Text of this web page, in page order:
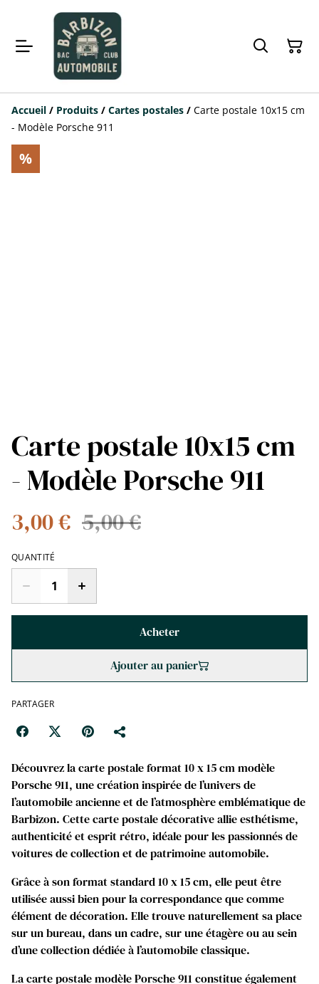
Accueil / Produits / Cartes postales / Carte postale 10x15 cm
- Modèle Porsche 911
%
Carte postale 10x15 cm
- Modèle Porsche 911
3,00 € 5,00 €
QUANTITÉ
Acheter
Ajouter au panier
PARTAGER
Découvrez la carte postale format 10 x 15 cm modèle
Porsche 911, une création inspirée de l’univers de
l’automobile ancienne et de l’atmosphère emblématique de
Barbizon. Cette carte postale décorative allie esthétisme,
authenticité et esprit rétro, idéale pour les passionnés de
voitures de collection et de patrimoine automobile.
Grâce à son format standard 10 x 15 cm, elle peut être
utilisée aussi bien pour la correspondance que comme
élément de décoration. Elle trouve naturellement sa place
sur un bureau, dans un cadre, sur une étagère ou au sein
d’une collection dédiée à l’automobile classique.
La carte postale modèle Porsche 911 constitue également